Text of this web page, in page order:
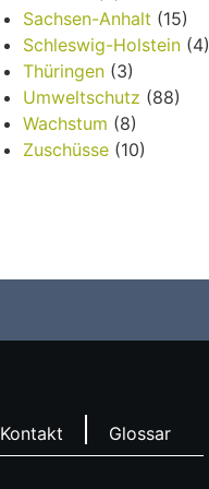
Sachsen-Anhalt (15)
Schleswig-Holstein (4)
Thüringen (3)
Umweltschutz (88)
Wachstum (8)
Zuschüsse (10)
Kontakt Glossar